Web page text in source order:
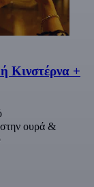
Κινστέρνα +
ουρά &